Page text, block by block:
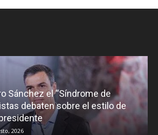
Sánchez el “Síndrome de
debaten sobre el estilo de
2026